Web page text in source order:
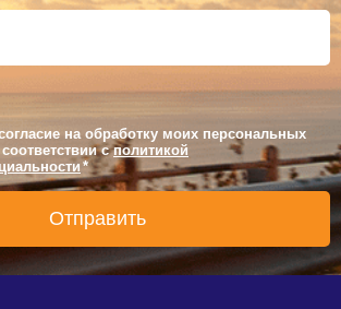
на обработку моих персональных
сполитикой
*